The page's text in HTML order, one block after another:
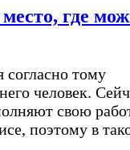
где
согласно тому
человек.
свою
поэтому в